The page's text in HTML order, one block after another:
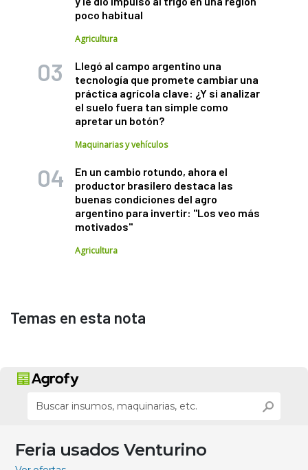
poco habitual
Agricultura
Llegó al campo argentino una
tecnología que promete cambiar una
práctica agrícola clave: ¿Y si analizar
el suelo fuera tan simple como
apretar un botón?
Maquinarias y vehículos
En un cambio rotundo, ahora el
productor brasilero destaca las
buenas condiciones del agro
argentino para invertir: "Los veo más
motivados"
Agricultura
Temas en esta nota
Feria usados Venturino